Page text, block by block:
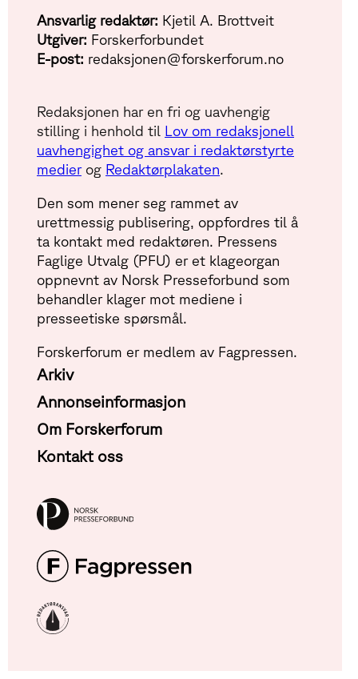
Ansvarlig redaktør: Kjetil A. Brottveit
Utgiver: Forskerforbundet
E-post: redaksjonen@forskerforum.no
Redaksjonen har en fri og uavhengig
stilling i henhold til Lov om redaksjonell
uavhengighet og ansvar i redaktørstyrte
medierog Redaktørplakaten.
Den som mener seg rammet av
urettmessig publisering, oppfordres til å
ta kontakt med redaktøren. Pressens
Faglige Utvalg (PFU) er et klageorgan
oppnevnt av Norsk Presseforbund som
behandler klager mot mediene i
presseetiske spørsmål.
Forskerforum er medlem av Fagpressen.
Arkiv
Annonseinformasjon
Om Forskerforum
Kontakt oss